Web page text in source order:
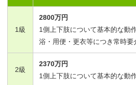
1級
2800万円
1側上下肢について基本的な動
浴・用便・更衣等につき常時要
2級
2370万円
1側上下肢について基本的な動